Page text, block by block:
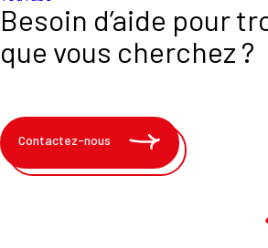
Besoin d’aide pour
que vous cherchez ?
Contactez-nous